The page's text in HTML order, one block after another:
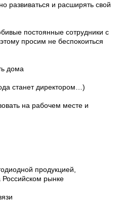
развиваться и расширять свой
постоянные сотрудники с
просим не беспокоиться
дома
станет директором…)
на рабочем месте и
продукцией,
рынке